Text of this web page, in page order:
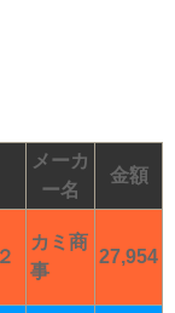
メーカ
ー名
金額
カミ商
事
27,954